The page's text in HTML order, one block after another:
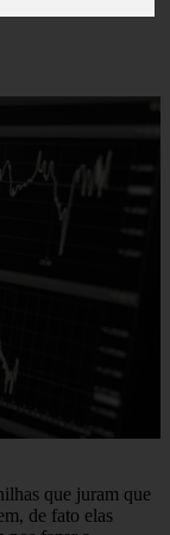
que juram que
de fato elas